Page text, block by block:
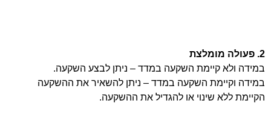
2. פעולה מומלצת
במידה ולא קיימת השקעה במדד – ניתן לבצע השקעה.
במידה וקיימת השקעה במדד – ניתן להשאיר את ההשקעה
הקיימת ללא שינוי או להגדיל את ההשקעה.